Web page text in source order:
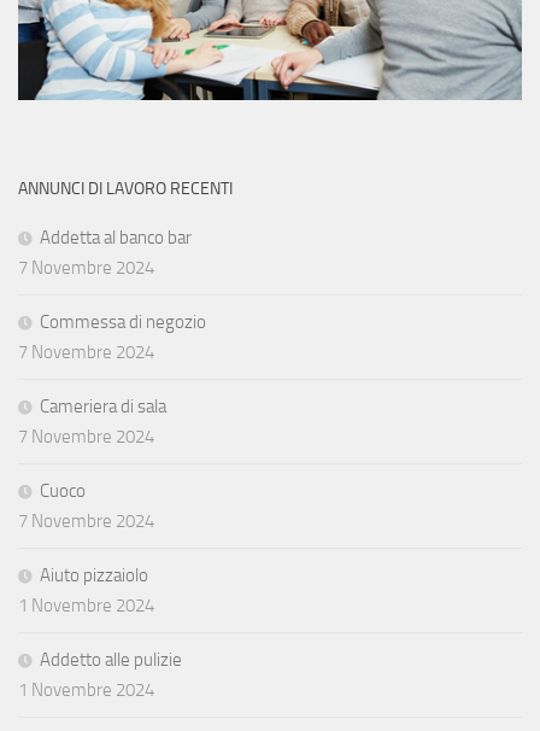
ANNUNCI DI LAVORO RECENTI
Addetta al banco bar
7 Novembre 2024
Commessa di negozio
7 Novembre 2024
Cameriera di sala
7 Novembre 2024
Cuoco
7 Novembre 2024
Aiuto pizzaiolo
1 Novembre 2024
Addetto alle pulizie
1 Novembre 2024